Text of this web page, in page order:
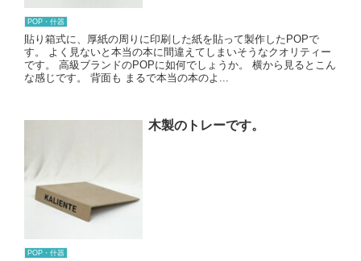
POP・什器
貼り箱式に、厚紙の周りに印刷した紙を貼って製作したPOPで
す。 よく見ないと本当の本に間違えてしまいそうなクオリティー
です。 高級ブランドのPOPに如何でしょうか。 横から見るとこん
な感じです。 背面も まるで本当の本のよ...
POP・什器
木製のトレーです。